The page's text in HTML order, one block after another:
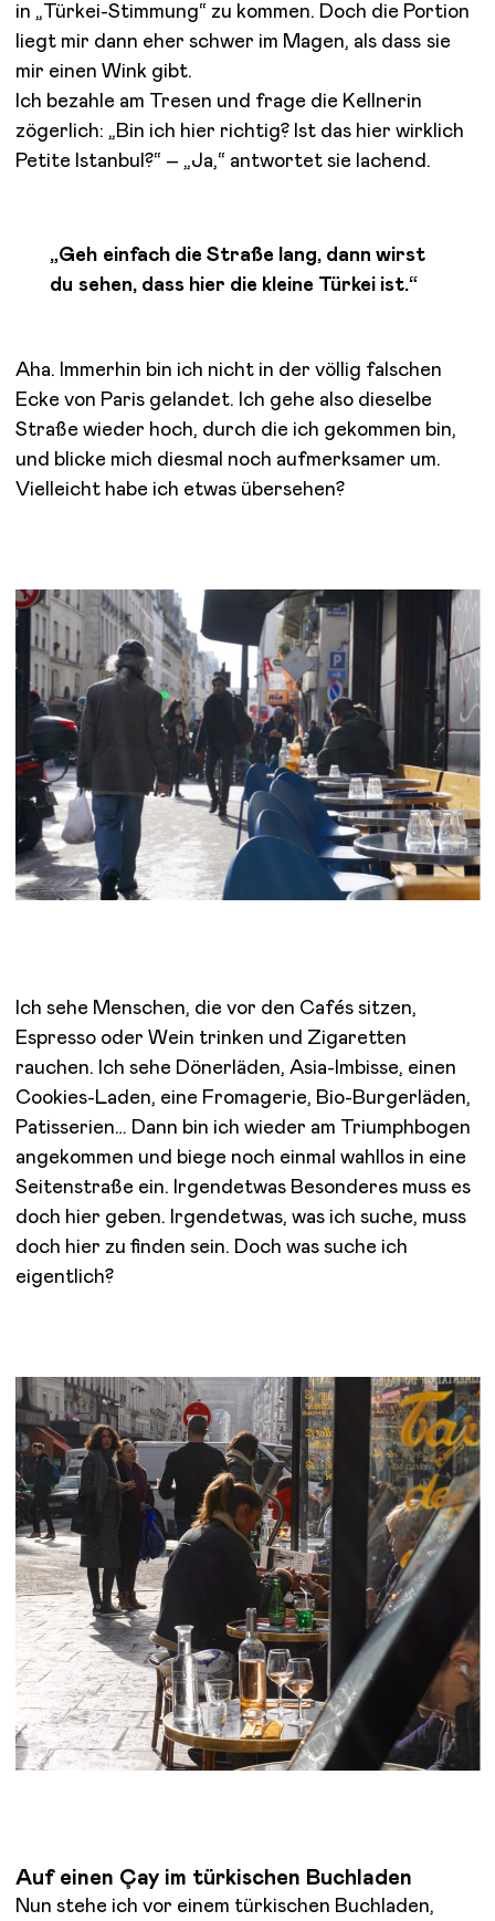
in „Türkei-Stimmung“ zu kommen. Doch die Portion
liegt mir dann eher schwer im Magen, als dass sie
mir einen Wink gibt.
Ich bezahle am Tresen und frage die Kellnerin
zögerlich: „Bin ich hier richtig? Ist das hier wirklich
Petite Istanbul?“ – „Ja,“ antwortet sie lachend.
„Geh einfach die Straße lang, dann wirst
du sehen, dass hier die kleine Türkei ist.“
Aha. Immerhin bin ich nicht in der völlig falschen
Ecke von Paris gelandet. Ich gehe also dieselbe
Straße wieder hoch, durch die ich gekommen bin,
und blicke mich diesmal noch aufmerksamer um.
Vielleicht habe ich etwas übersehen?
Ich sehe Menschen, die vor den Cafés sitzen,
Espresso oder Wein trinken und Zigaretten
rauchen. Ich sehe Dönerläden, Asia-Imbisse, einen
Cookies-Laden, eine Fromagerie, Bio-Burgerläden,
Patisserien… Dann bin ich wieder am Triumphbogen
angekommen und biege noch einmal wahllos in eine
Seitenstraße ein. Irgendetwas Besonderes muss es
doch hier geben. Irgendetwas, was ich suche, muss
doch hier zu finden sein. Doch was suche ich
eigentlich?
Auf einen Çay im türkischen Buchladen
Nun stehe ich vor einem türkischen Buchladen,